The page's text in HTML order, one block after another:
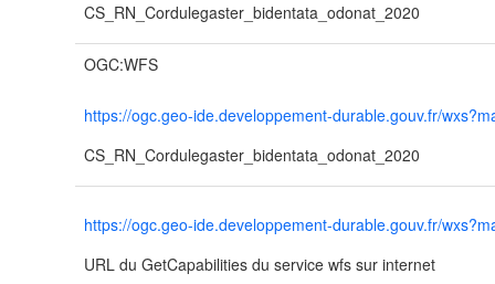
CS_RN_Cordulegaster_bidentata_odonat_2020
OGC:WFS
https://ogc.geo-ide.developpement-durable.gouv.fr/
CS_RN_Cordulegaster_bidentata_odonat_2020
https://ogc.geo-ide.developpement-durable.gouv.fr/
URL du GetCapabilities du service wfs sur internet